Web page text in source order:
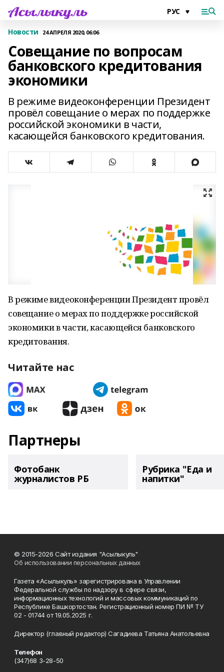
Новости 24 АПРЕЛЯ 2020, 06:06
Совещание по вопросам
банковского кредитования
экономики
В режиме видеоконференции Президент
провёл совещание о мерах по поддержке
российской экономики в части,
касающейся банковского кредитования.
В режиме видеоконференции Президент провёл
совещание о мерах по поддержке российской
экономики в части, касающейся банковского
кредитования.
Читайте нас
Партнеры
Фотобанк
журналистов РБ
Рубрика "Еда и
напитки"
© 2015-2026 Сайт издания "Асылыкуль"
Об использовании персональных данных
Газета «Асылыкуль» зарегистрирована в Управлении
Федеральной службы по надзору в сфере связи,
информационных технологий и массовых коммуникаций по
Республике Башкортостан. Регистрационный номер ПИ № ТУ
02 - 01744 от 19.05.2025 г.
Директор (главный редактор) Сагадиева Татьяна Анатольевна
Телефон
(347)68 3-28-50